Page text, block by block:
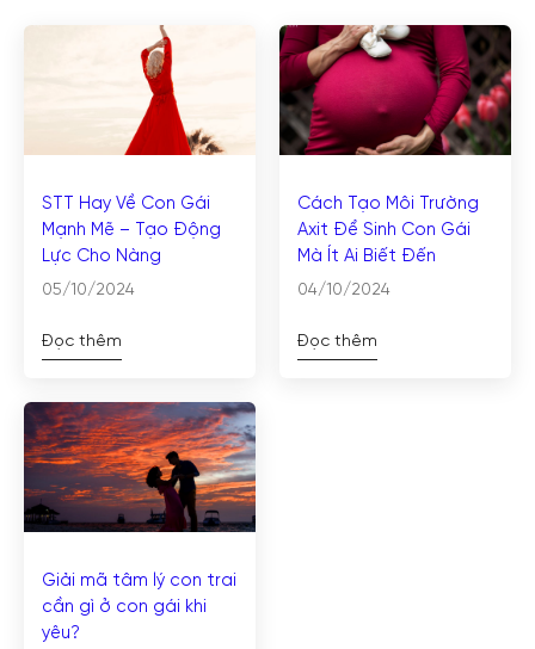
STT Hay Về Con Gái
Mạnh Mẽ – Tạo Động
Lực Cho Nàng
05/10/2024
Đọc thêm
Cách Tạo Môi Trường
Axit Để Sinh Con Gái
Mà Ít Ai Biết Đến
04/10/2024
Đọc thêm
Giải mã tâm lý con trai
cần gì ở con gái khi
yêu?